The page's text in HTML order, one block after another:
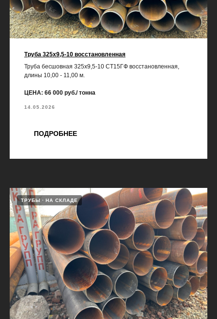
Труба 325х9,5-10 восстановленная
Труба бесшовная 325х9,5-10 СТ15ГФ восстановленная,
длины 10,00 - 11,00 м.
ЦЕНА: 66 000 руб./ тонна
14.05.2026
ПОДРОБНЕЕ
ТРУБЫ НА СКЛАДЕ